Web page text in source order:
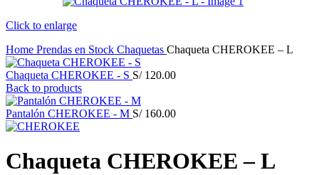
Click to enlarge
Home Prendas en Stock Chaquetas Chaqueta CHEROKEE – L
Chaqueta CHEROKEE - S S/120.00
Back to products
Pantalón CHEROKEE - M S/160.00
Chaqueta CHEROKEE – L